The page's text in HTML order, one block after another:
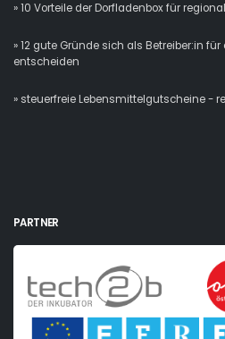
» 10 Vorteile der Dorfladenbox für
» 12 gute Gründe sich als Betreiber:in
entscheiden
» steuerfreie Lebensmittelgutscheine -
PARTNER